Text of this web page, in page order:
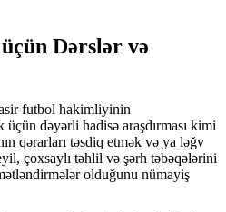
Dərslər və
futbol hakimliyinin
dəyərli hadisə araşdırması kimi
qərarları təsdiq etmək və ya ləğv
çoxsaylı təhlil və şərh təbəqələrini
olduğunu nümayiş